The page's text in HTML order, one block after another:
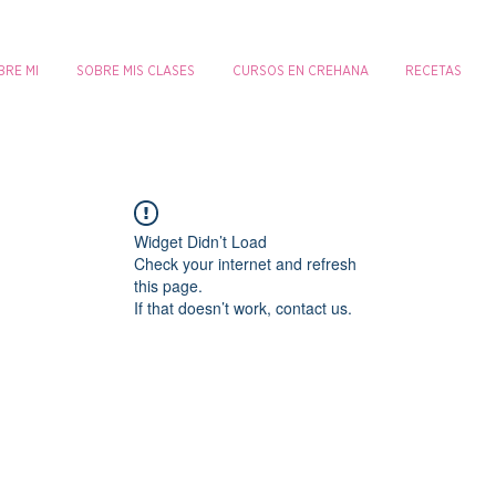
MI SOBRE MIS CLASES CURSOS EN CREHANA RECETAS
Widget Didn’t Load
Check your internet and refresh
this page.
If that doesn’t work, contact us.